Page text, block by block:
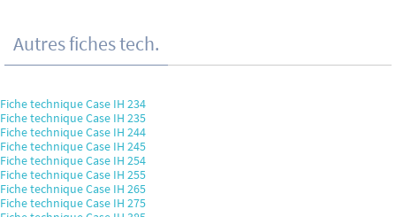
Autres fiches tech.
Fiche technique Case IH 234
Fiche technique Case IH 235
Fiche technique Case IH 244
Fiche technique Case IH 245
Fiche technique Case IH 254
Fiche technique Case IH 255
Fiche technique Case IH 265
Fiche technique Case IH 275